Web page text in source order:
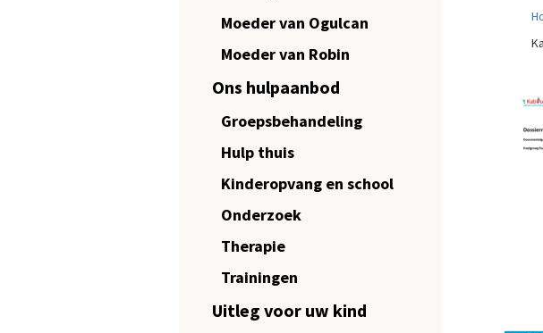
Moeder van Ogulcan
Moeder van Robin
Ons hulpaanbod
Groepsbehandeling
Hulp thuis
Kinderopvang en school
Onderzoek
Therapie
Trainingen
Uitleg voor uw kind